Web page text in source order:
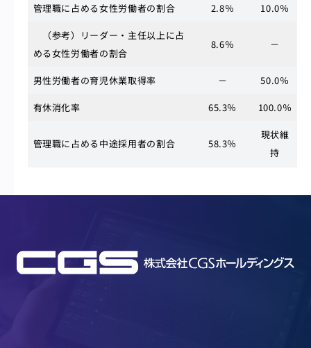
管理職に占める女性労働者の割合 2.8％ 10.0％
（参考）リーダー・主任以上に占
める女性労働者の割合
8.6％ －
男性労働者の育児休業取得率 － 50.0％
有休消化率 65.3％ 100.0％
管理職に占める中途採用者の割合 58.3％
現状維
持